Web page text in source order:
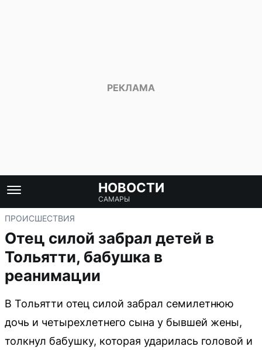
НОВОСТИ
САМАРЫ
ПРОИСШЕСТВИЯ
Отец силой забрал детей в
Тольятти, бабушка в
реанимации
В Тольятти отец силой забрал семилетнюю
дочь и четырехлетнего сына у бывшей жены,
толкнул бабушку, которая ударилась головой и